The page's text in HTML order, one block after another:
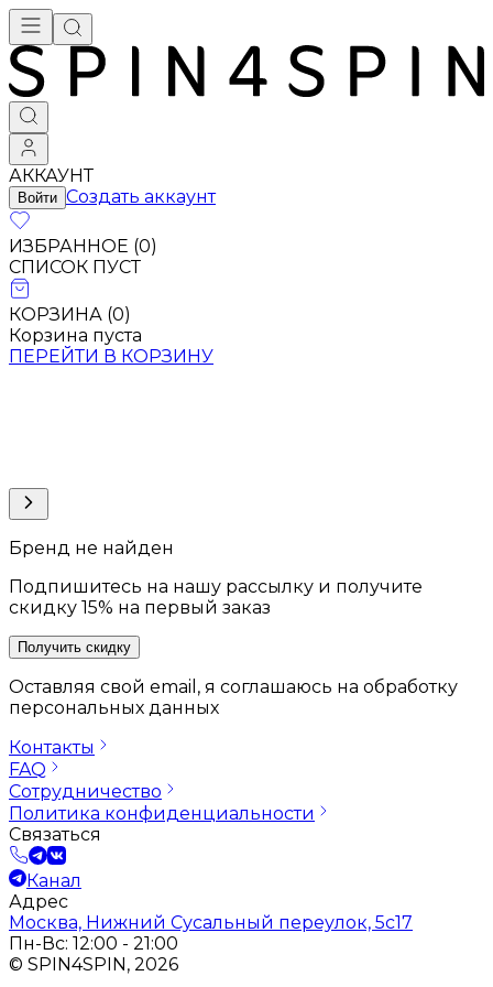
АККАУНТ
Войти Создать аккаунт
ИЗБРАННОЕ (0)
СПИСОК ПУСТ
КОРЗИНА (0)
Корзина пуста
ПЕРЕЙТИ В КОРЗИНУ
Бренд не найден
Подпишитесь на нашу рассылку и получите
скидку 15% на первый заказ
Получить скидку
Оставляя свой email, я соглашаюсь на обработку
персональных данных
Контакты
FAQ
Сотрудничество
Политика конфиденциальности
Связаться
Канал
Адрес
Москва, Нижний Сусальный переулок, 5с17
Пн-Вс: 12:00 - 21:00
© SPIN4SPIN, 2026
Брендовая одежда - купить в Москве